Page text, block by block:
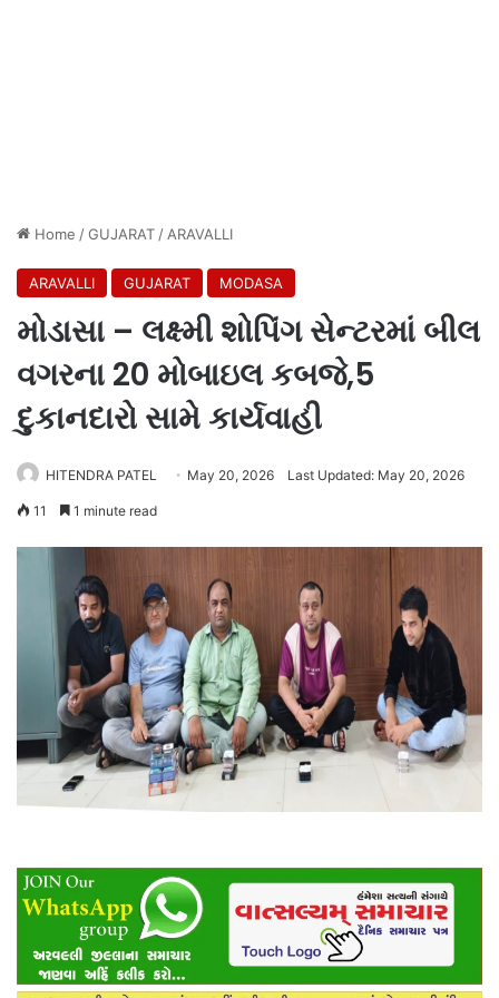
Home /GUJARAT / ARAVALLI
ARAVALLI GUJARAT MODASA
મોડાસા – લક્ષ્મી શોપિંગ સેન્ટરમાં બીલ
વગરના 20 મોબાઇલ કબજે,5
દુકાનદારો સામે કાર્યવાહી
HITENDRA PATEL May 20, 2026 Last Updated: May 20, 2026
11 1 minute read